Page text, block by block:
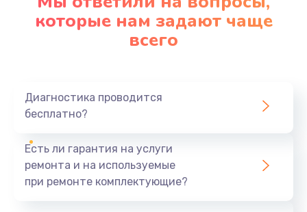
Заказать
Профилактическая чистка
Заказать
которые нам задают чаще
всего
Диагностика проводится
бесплатно?
Есть ли гарантия на услуги
ремонта и на используемые
при ремонте комплектующие?